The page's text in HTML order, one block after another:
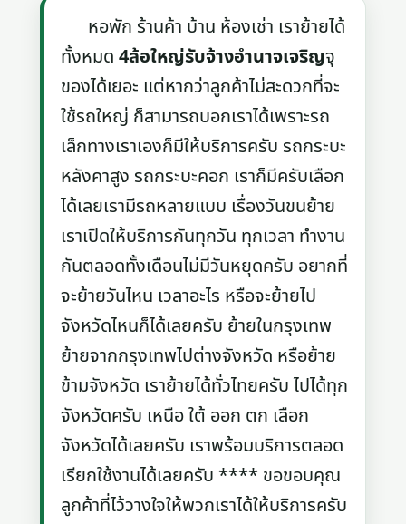
หอพัก ร้านค้า บ้าน ห้องเช่า เราย้ายได้
ทั้งหมด4ล้อใหญ่รับจ้างอํานาจเจริญจุ
ของได้เยอะ แต่หากว่าลูกค้าไม่สะดวกที่จะ
ใช้รถใหญ่ ก็สามารถบอกเราได้เพราะรถ
เล็กทางเราเองก็มีให้บริการครับ รถกระบะ
หลังคาสูง รถกระบะคอก เราก็มีครับเลือก
ได้เลยเรามีรถหลายแบบ เรื่องวันขนย้าย
เราเปิดให้บริการกันทุกวัน ทุกเวลา ทำงาน
กันตลอดทั้งเดือนไม่มีวันหยุดครับ อยากที่
จะย้ายวันไหน เวลาอะไร หรือจะย้ายไป
จังหวัดไหนก็ได้เลยครับ ย้ายในกรุงเทพ
ย้ายจากกรุงเทพไปต่างจังหวัด หรือย้าย
ข้ามจังหวัด เราย้ายได้ทั่วไทยครับ ไปได้ทุก
จังหวัดครับ เหนือ ใต้ ออก ตก เลือก
จังหวัดได้เลยครับ เราพร้อมบริการตลอด
เรียกใช้งานได้เลยครับ **** ขอขอบคุณ
ลูกค้าที่ไว้วางใจให้พวกเราได้ให้บริการครับ